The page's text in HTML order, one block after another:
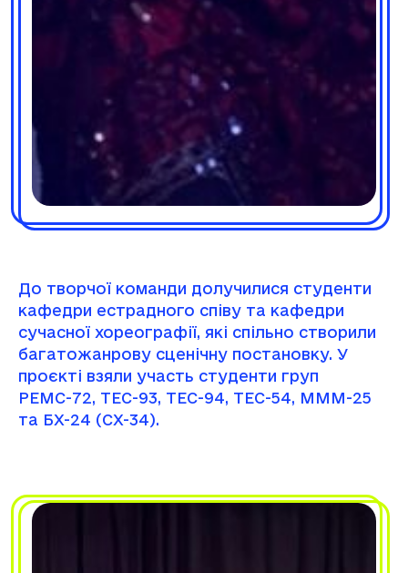
До творчої команди долучилися студенти
кафедри естрадного співу та кафедри
сучасної хореографії, які спільно створили
багатожанрову сценічну постановку. У
проєкті взяли участь студенти груп
РЕМС-72, ТЕС-93, ТЕС-94, ТЕС-54, МММ-25
та БХ-24 (СХ-34).